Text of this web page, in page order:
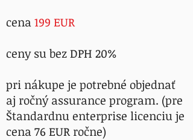
cena199 EUR
ceny su bez DPH 20%
pri nákupe je potrebné objednať
aj ročný assurance program. (pre
Štandardnu enterprise licenciu je
cena 76 EUR ročne)